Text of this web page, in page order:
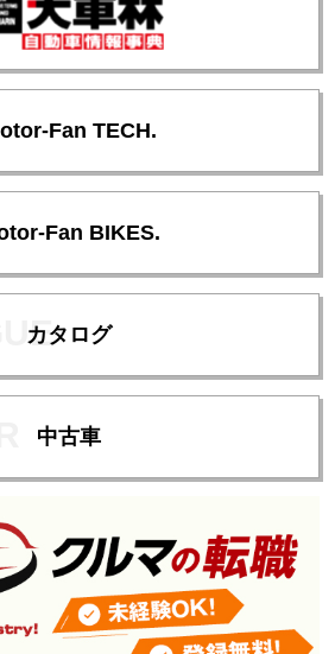
Fan TECH.
Fan BIKES.
カタログ
中古車